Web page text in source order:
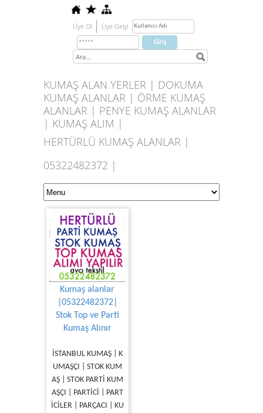
Üye Ol Üye Girişi
KUMAŞ ALAN YERLER | DOKUMA
KUMAŞ ALANLAR | ÖRME KUMAŞ
ALANLAR | PENYE KUMAŞ ALANLAR
| KUMAŞ ALIM |
HERTÜRLÜ KUMAŞ ALANLAR |
05322482372 |
Kumaş alanlar
|05322482372|
Stok Top ve Parti
Kumaş Alınır
İSTANBUL KUMAŞ | K
UMAŞÇI | STOK KUM
AŞ | STOK PARTİ KUM
AŞÇI | PARTİCİ | PART
İCİLER | PARÇACI | KU